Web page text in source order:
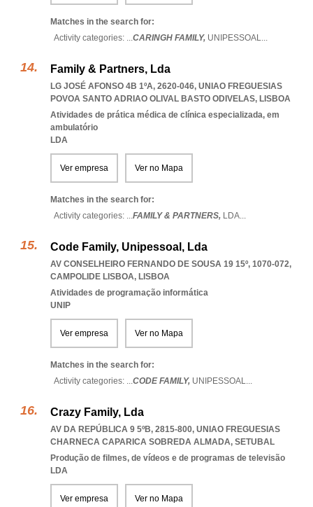
Matches in the search for:
Activity categories: ...CARINGH FAMILY, UNIPESSOAL...
Family & Partners, Lda
LG JOSÉ AFONSO 4B 1ºA, 2620-046, UNIAO FREGUESIAS
POVOA SANTO ADRIAO OLIVAL BASTO ODIVELAS, LISBOA
Atividades de prática médica de clínica especializada, em
ambulatório
LDA
Ver empresa Ver no Mapa
Matches in the search for:
Activity categories: ...FAMILY & PARTNERS, LDA...
Code Family, Unipessoal, Lda
AV CONSELHEIRO FERNANDO DE SOUSA 19 15º, 1070-072,
CAMPOLIDE LISBOA, LISBOA
Atividades de programação informática
UNIP
Ver empresa Ver no Mapa
Matches in the search for:
Activity categories: ...CODE FAMILY, UNIPESSOAL...
Crazy Family, Lda
AV DA REPÚBLICA 9 5ºB, 2815-800, UNIAO FREGUESIAS
CHARNECA CAPARICA SOBREDA ALMADA, SETUBAL
Produção de filmes, de vídeos e de programas de televisão
LDA
Ver empresa Ver no Mapa